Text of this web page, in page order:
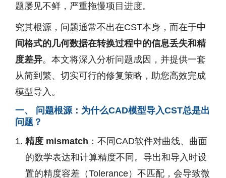
题屡见不鲜，严重拖慢项目进度。
究其根源，问题通常不出在CST本身，而在于中
间格式的几何数据在转换过程中的信息丢失和精
度差异。本文将深入分析问题成因，并提供一套
从简到繁、切实可行的修复策略，助您高效完成
模型导入。
一、 问题根源：为什么CAD模型导入CST总是出
问题？
精度 mismatch ：不同CAD软件对曲线、曲面
的数学表达和计算精度不同。导出和导入时设
置的精度容差（Tolerance）不匹配，会导致微